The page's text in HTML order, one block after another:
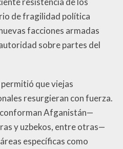
de fragilidad política
facciones armadas
sobre partes del
que viejas
resurgieran con fuerza.
Afganistán—
y uzbekos, entre otras—
específicas como